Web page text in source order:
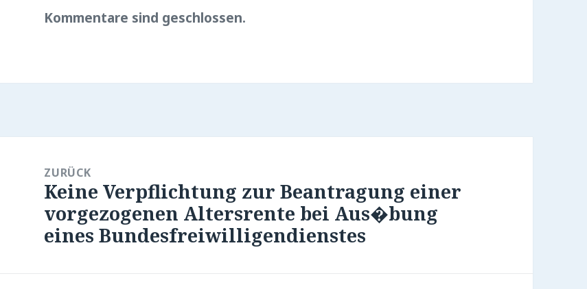
Kommentare sind geschlossen.
ZURÜCK
Vorheriger
Beitrag:
Keine Verpflichtung zur Beantragung einer
vorgezogenen Altersrente bei Aus�bung
eines Bundesfreiwilligendienstes